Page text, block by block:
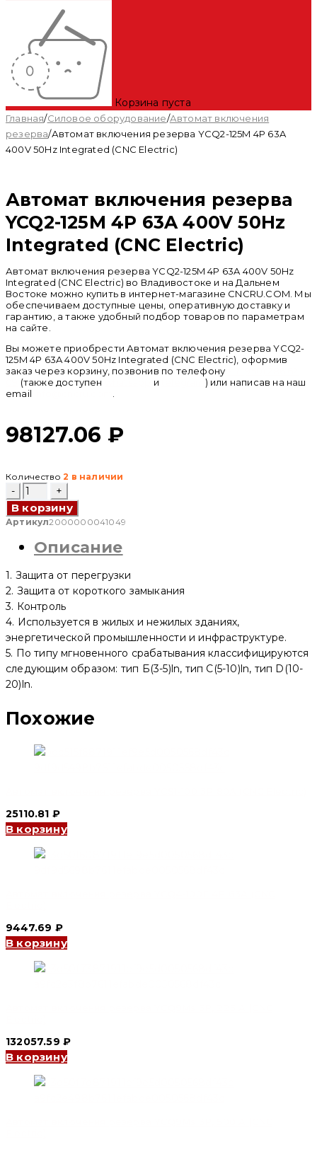
Корзина пуста
Главная/Силовое оборудование/Автомат включения
резерва/Автомат включения резерва YCQ2-125M 4P 63A
400V 50Hz Integrated (CNC Electric)
Автомат включения резерва
YCQ2-125M 4P 63A 400V 50Hz
Integrated (CNC Electric)
Автомат включения резерва YCQ2-125M 4P 63A 400V 50Hz
Integrated (CNC Electric) во Владивостоке и на Дальнем
Востоке можно купить в интернет-магазине CNCRU.COM. Мы
обеспечиваем доступные цены, оперативную доставку и
гарантию, а также удобный подбор товаров по параметрам
на сайте.
Вы можете приобрести Автомат включения резерва YCQ2-
125M 4P 63A 400V 50Hz Integrated (CNC Electric), оформив
заказ через корзину, позвонив по телефону
(также доступен и
) или написав на наш
email
98127.06 ₽
Количество 2 в наличии
Количество
товара
Автомат
включения
YCQ2-
125M
63A
400V
50Hz
Integrated
(CNC
Electric)
В корзину
Артикул2000000041049
Описание
1. Защита от перегрузки
2. Защита от короткого замыкания
3. Контроль
4. Используется в жилых и нежилых зданиях,
энергетической промышленности и инфраструктуре.
5. По типу мгновенного срабатывания классифицируются
следующим образом: тип Б(3-5)ln, тип C(5-10)ln, тип D(10-
20)ln.
Похожие
25110.81 ₽
В корзину
9447.69 ₽
В корзину
132057.59 ₽
В корзину